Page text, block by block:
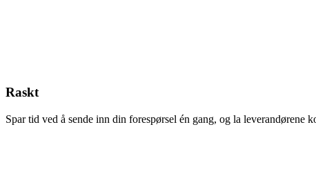
Raskt
Spar tid ved å sende inn din forespørsel én gang, og la